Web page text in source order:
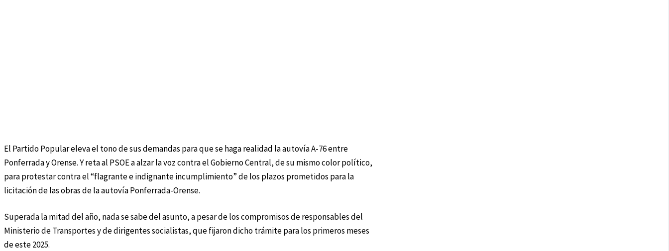
El Partido Popular eleva el tono de sus demandas para que se haga realidad la autovía A-76 entre
Ponferrada y Orense. Y reta al PSOE a alzar la voz contra el Gobierno Central, de su mismo color político,
para protestar contra el “flagrante e indignante incumplimiento” de los plazos prometidos para la
licitación de las obras de la autovía Ponferrada-Orense.
Superada la mitad del año, nada se sabe del asunto, a pesar de los compromisos de responsables del
Ministerio de Transportes y de dirigentes socialistas, que fijaron dicho trámite para los primeros meses
de este 2025.